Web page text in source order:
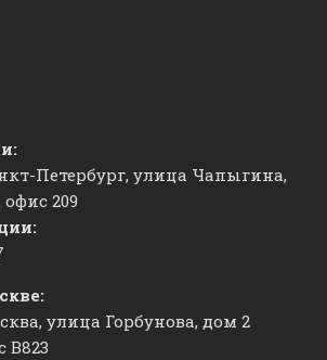
Петербург, улица Чапыгина,
209
улица Горбунова, дом 2
​В823